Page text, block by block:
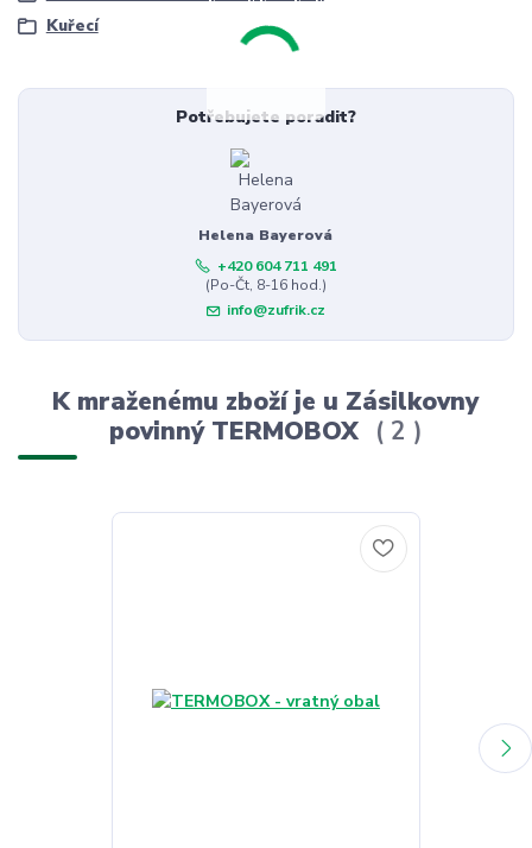
Kuřecí
Potřebujete poradit?
Helena Bayerová
+420 604 711 491
(Po-Čt, 8-16 hod.)
info@zufrik.cz
K mraženému zboží je u Zásilkovny
povinný TERMOBOX
2